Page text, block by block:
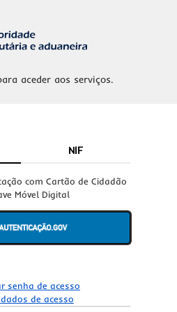
aceder aos serviços.
NIF
com Cartão de Cidadão
Móvel Digital
senha de acesso
de acesso